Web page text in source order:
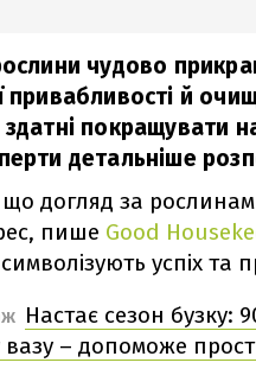
чудово
привабливості й
покращувати
детальніше
що догляд за
пише Good
успіх та
Настає сезон бузку:
вазу – допоможе